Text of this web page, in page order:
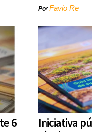
PorFavio Re
6
Iniciativa